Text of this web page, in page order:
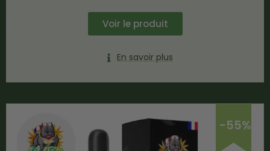
Voir le produit
En savoir plus
-55%